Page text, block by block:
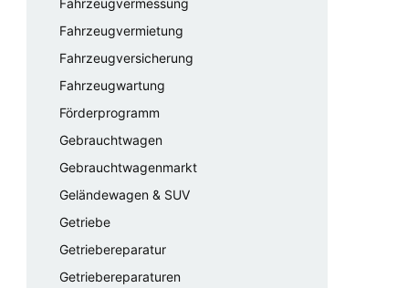
Fahrzeugvermessung
Fahrzeugvermietung
Fahrzeugversicherung
Fahrzeugwartung
Förderprogramm
Gebrauchtwagen
Gebrauchtwagenmarkt
Geländewagen & SUV
Getriebe
Getriebereparatur
Getriebereparaturen